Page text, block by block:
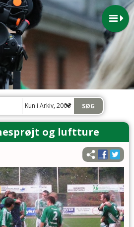
Kun i Arkiv, 2006
og luftture